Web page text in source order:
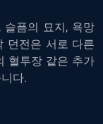
, 슬픔의 묘지, 욕망
던전은 서로 다른
혈투장 같은 추가
다.